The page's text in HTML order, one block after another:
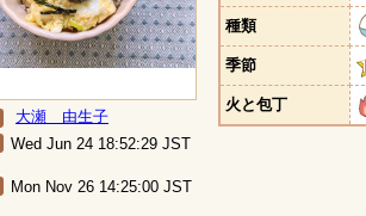
大瀬 由生子
Wed Jun 24 18:52:29 JST
Mon Nov 26 14:25:00 JST
種類
季節
火と包丁